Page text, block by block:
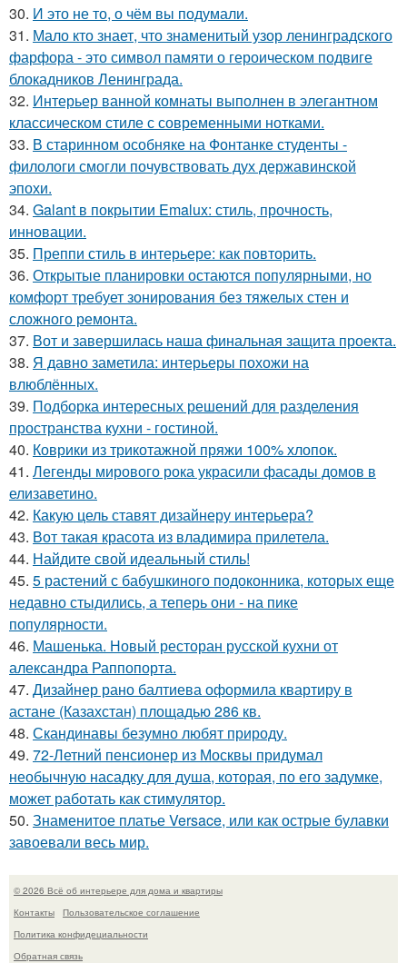
30. И это не то, о чём вы подумали.
31. Мало кто знает, что знаменитый узор ленинградского
фарфора - это символ памяти о героическом подвиге
блокадников Ленинграда.
32. Интерьер ванной комнаты выполнен в элегантном
классическом стиле с современными нотками.
33. В старинном особняке на Фонтанке студенты -
филологи смогли почувствовать дух державинской
эпохи.
34. Galant в покрытии Emalux: стиль, прочность,
инновации.
35. Преппи стиль в интерьере: как повторить.
36. Открытые планировки остаются популярными, но
комфорт требует зонирования без тяжелых стен и
сложного ремонта.
37. Вот и завершилась наша финальная защита проекта.
38. Я давно заметила: интерьеры похожи на
влюблённых.
39. Подборка интересных решений для разделения
пространства кухни - гостиной.
40. Коврики из трикотажной пряжи 100% хлопок.
41. Легенды мирового рока украсили фасады домов в
елизаветино.
42. Какую цель ставят дизайнеру интерьера?
43. Вот такая красота из владимира прилетела.
44. Найдите свой идеальный стиль!
45. 5 растений с бабушкиного подоконника, которых еще
недавно стыдились, а теперь они - на пике
популярности.
46. Машенька. Новый ресторан русской кухни от
александра Раппопорта.
47. Дизайнер рано балтиева оформила квартиру в
астане (Казахстан) площадью 286 кв.
48. Скандинавы безумно любят природу.
49. 72-Летний пенсионер из Москвы придумал
необычную насадку для душа, которая, по его задумке,
может работать как стимулятор.
50. Знаменитое платье Versace, или как острые булавки
завоевали весь мир.
© 2026 Всё об интерьере для дома и квартиры
Контакты
Пользовательское соглашение
Политика конфидециальности
Обратная связь